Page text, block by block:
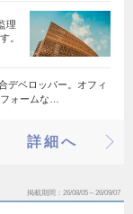
理
。
デベロッパー。オフィ
ォームな…
詳細へ
掲載期間 26/08/05～26/09/07